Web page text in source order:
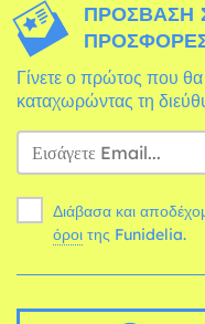
ΠΡΌΣΒΑΣΗ
Γίνετε ο πρώτος που
καταχωρώντας τη
Διάβασα και
όροι της Funidelia.